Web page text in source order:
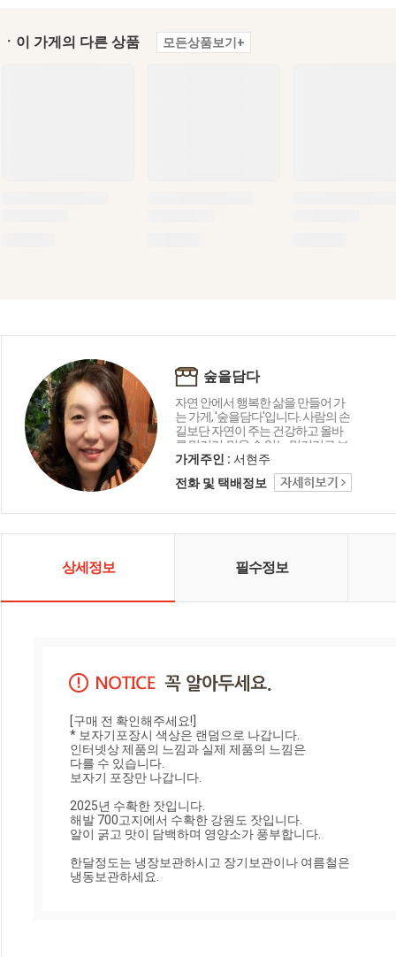
ㆍ이 가게의 다른 상품 모든상품보기+
숲을담다
자연 안에서 행복한 삶을 만들어 가
는 가게, '숲을담다'입니다. 사람의 손
길보단 자연이 주는 건강하고 올바
른 먹거리, 믿을 수 있는 먹거리로 보
답하겠습니다.
가게주인 : 서현주
전화 및 택배정보
상세정보 필수정보
[구매 전 확인해주세요!]
* 보자기포장시 색상은 랜덤으로 나갑니다.
인터넷상 제품의 느낌과 실제 제품의 느낌은
다를 수 있습니다.
보자기 포장만 나갑니다.
2025년 수확한 잣입니다.
해발 700고지에서 수확한 강원도 잣입니다.
알이 굵고 맛이 담백하며 영양소가 풍부합니다.
한달정도는 냉장보관하시고 장기보관이나 여름철은
냉동보관하세요.